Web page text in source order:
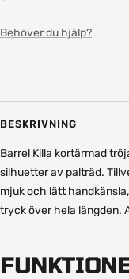
Behöver du hjälp?
BESKRIVNING
Barrel Killa kortärmad
silhuetter av palträd.
mjuk och lätt
tryck över hela längden.